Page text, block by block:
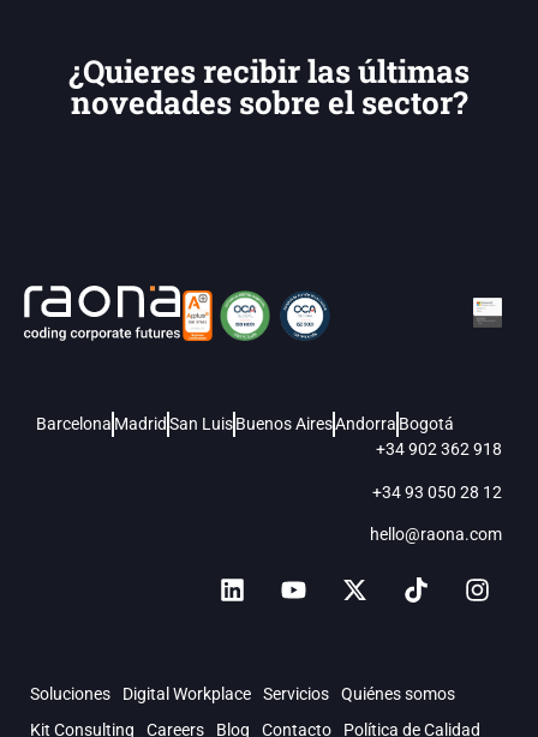
¿Quieres recibir las últimas
novedades sobre el sector?
Barcelona MadridSan LuisBuenos AiresAndorra Bogotá
+34 902 362 918
+34 93 050 28 12
hello@raona.com
Soluciones Digital Workplace Servicios
Quiénes somos
Kit Consulting
Careers Blog Contacto Política de Calidad